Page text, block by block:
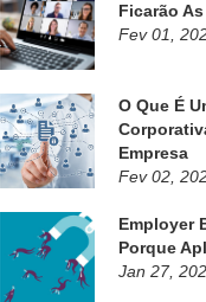
Ficarão
Fev 01,
O Que É
Empresa
Fev 02,
Employer
Porque
Jan 27,